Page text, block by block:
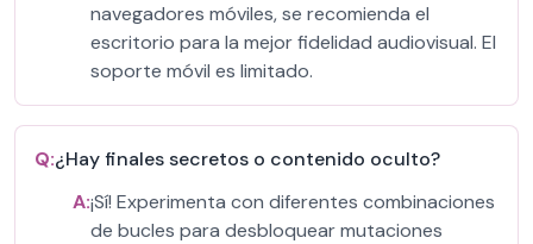
navegadores móviles, se recomienda el
escritorio para la mejor fidelidad audiovisual. El
soporte móvil es limitado.
Q:¿Hay finales secretos o contenido oculto?
A:¡Sí! Experimenta con diferentes combinaciones
de bucles para desbloquear mutaciones